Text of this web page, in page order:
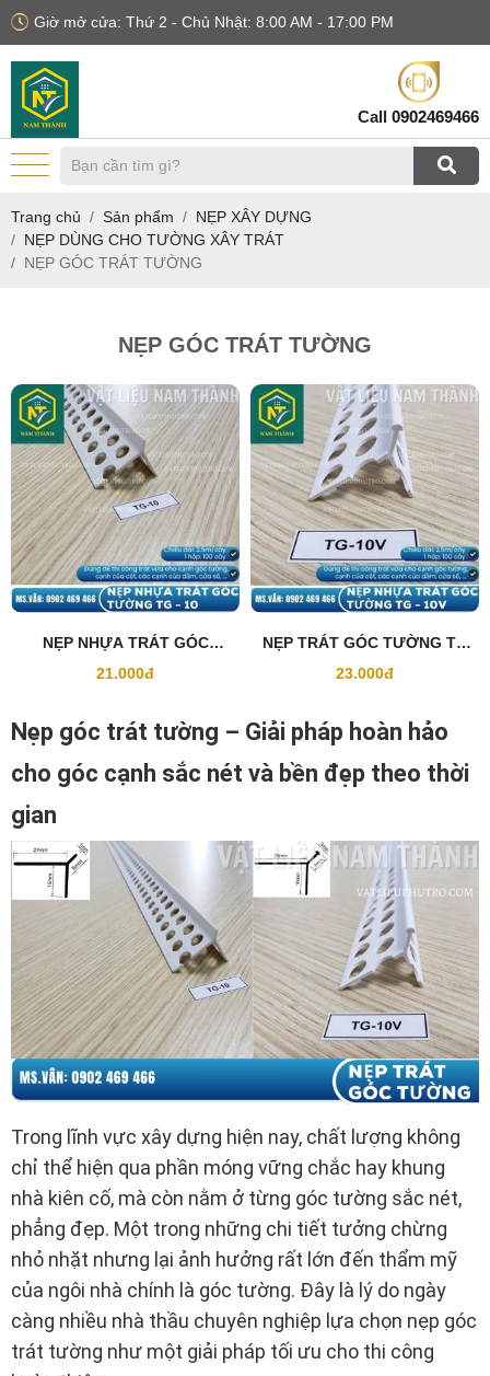
Giờ mở cửa: Thứ 2 - Chủ Nhật: 8:00 AM - 17:00 PM
Call 0902469466
Trang chủ Sản phẩm
NẸP XÂY DỰNG
NẸP DÙNG CHO TƯỜNG XÂY TRÁT
NẸP GÓC TRÁT TƯỜNG
NẸP GÓC TRÁT TƯỜNG
NẸP NHỰA TRÁT GÓC
TƯỜNG TG10
21.000đ
NẸP TRÁT GÓC TƯỜNG TG
10V
23.000đ
Nẹp góc trát tường – Giải pháp hoàn hảo
cho góc cạnh sắc nét và bền đẹp theo thời
gian
Trong lĩnh vực xây dựng hiện nay, chất lượng không
chỉ thể hiện qua phần móng vững chắc hay khung
nhà kiên cố, mà còn nằm ở từng góc tường sắc nét,
phẳng đẹp. Một trong những chi tiết tưởng chừng
nhỏ nhặt nhưng lại ảnh hưởng rất lớn đến thẩm mỹ
của ngôi nhà chính là góc tường. Đây là lý do ngày
càng nhiều nhà thầu chuyên nghiệp lựa chọn nẹp góc
trát tường như một giải pháp tối ưu cho thi công